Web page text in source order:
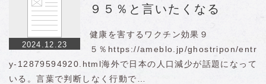
2024.12.23
９５％と言いたくなる
健康を害するワクチン効果９
５％https://ameblo.jp/ghostripon/entr
y-12879594920.html海外で日本の人口減少が話題になって
いる。言葉で判断しなく行動で…